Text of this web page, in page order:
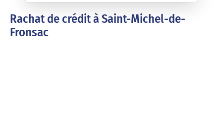
Rachat de crédit à Saint-Michel-de-
Fronsac